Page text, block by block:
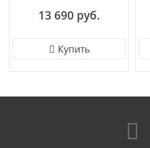
13 690 руб.
Купить